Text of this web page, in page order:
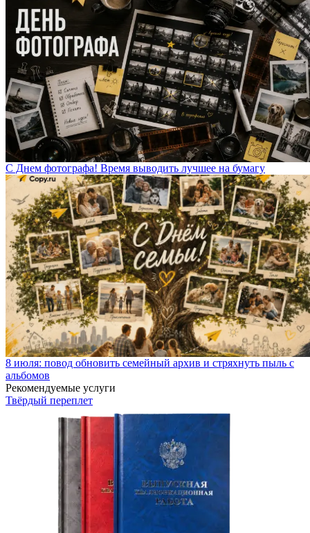
С Днем фотографа! Время выводить лучшее на бумагу
8 июля: повод обновить семейный архив и стряхнуть пыль с
альбомов
Рекомендуемые услуги
Твёрдый переплет